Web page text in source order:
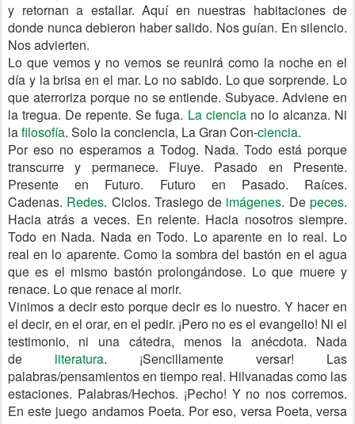
y retornan a estallar. Aquí en nuestras habitaciones de
donde nunca debieron haber salido. Nos guían. En silencio.
Nos advierten.
Lo que vemos y no vemos se reunirá como la noche en el
día y la brisa en el mar. Lo no sabido. Lo que sorprende. Lo
que aterroriza porque no se entiende. Subyace. Adviene en
la tregua. De repente. Se fuga. La cienciano lo alcanza. Ni
lafilosofía. Solo la conciencia, La Gran Con-ciencia.
Por eso no esperamos a Todog. Nada. Todo está porque
transcurre y permanece. Fluye. Pasado en Presente.
Presente en Futuro. Futuro en Pasado. Raíces.
Cadenas. Redes. Ciclos. Trasiego de imágenes. Depeces.
Hacia atrás a veces. En relente. Hacia nosotros siempre.
Todo en Nada. Nada en Todo. Lo aparente en lo real. Lo
real en lo aparente. Como la sombra del bastón en el agua
que es el mismo bastón prolongándose. Lo que muere y
renace. Lo que renace al morir.
Vinimos a decir esto porque decir es lo nuestro. Y hacer en
el decir, en el orar, en el pedir. ¡Pero no es el evangelio! Ni el
testimonio, ni una cátedra, menos la anécdota. Nada
de literatura. ¡Sencillamente versar! Las
palabras/pensamientos en tiempo real. Hilvanadas como las
estaciones. Palabras/Hechos. ¡Pecho! Y no nos corremos.
En este juego andamos Poeta. Por eso, versa Poeta, versa